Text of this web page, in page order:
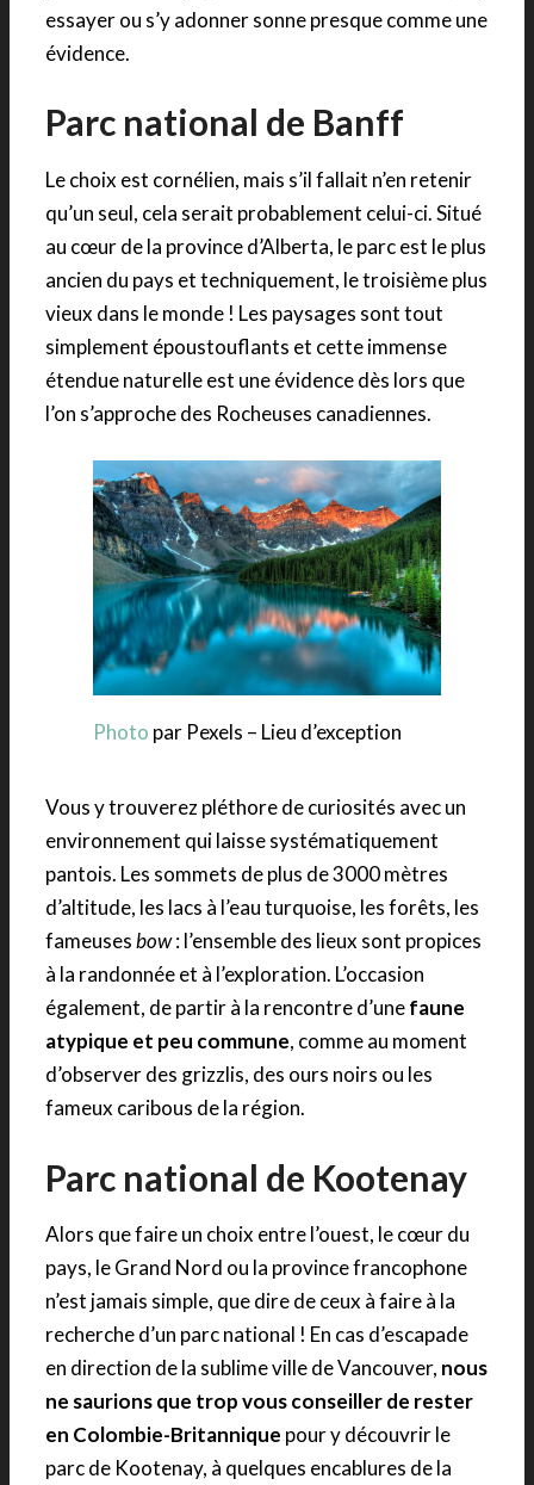
essayer ou s’y adonner sonne presque comme une
évidence.
Parc national de Banff
Le choix est cornélien, mais s’il fallait n’en retenir
qu’un seul, cela serait probablement celui-ci. Situé
au cœur de la province d’Alberta, le parc est le plus
ancien du pays et techniquement, le troisième plus
vieux dans le monde ! Les paysages sont tout
simplement époustouflants et cette immense
étendue naturelle est une évidence dès lors que
l’on s’approche des Rocheuses canadiennes.
Photo par Pexels – Lieu d’exception
Vous y trouverez pléthore de curiosités avec un
environnement qui laisse systématiquement
pantois. Les sommets de plus de 3000 mètres
d’altitude, les lacs à l’eau turquoise, les forêts, les
fameusesbow: l’ensemble des lieux sont propices
à la randonnée et à l’exploration. L’occasion
également, de partir à la rencontre d’unefaune
atypique et peu commune, comme au moment
d’observer des grizzlis, des ours noirs ou les
fameux caribous de la région.
Parc national de Kootenay
Alors que faire un choix entre l’ouest, le cœur du
pays, le Grand Nord ou la province francophone
n’est jamais simple, que dire de ceux à faire à la
recherche d’un parc national ! En cas d’escapade
en direction de la sublime ville de Vancouver, nous
ne saurions que trop vous conseiller de rester
en Colombie-Britannique pour y découvrir le
parc de Kootenay, à quelques encablures de la